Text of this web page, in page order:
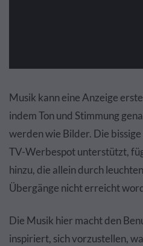
Musik kann eine Anzeige
indem Ton und Stimmung
werden wie Bilder. Die
TV-Werbespot unterstützt,
hinzu, die allein durch
Übergänge nicht erreicht
Die Musik hier macht den
inspiriert, sich vorzustellen,